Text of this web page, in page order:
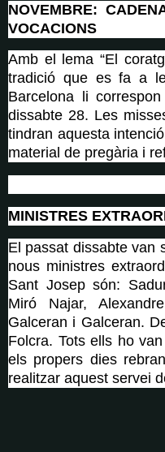
NOVEMBRE:
VOCACIONS
Amb el lema “El
tradició que es fa a
Barcelona li
dissabte 28. Les
tindran aquesta
material de pregària i
MINISTRES
El passat dissabte van
nous ministres
Sant Josep són:
Miró Najar,
Galceran i Galceran.
Folcra. Tots ells ho
els propers dies
realitzar aquest servei